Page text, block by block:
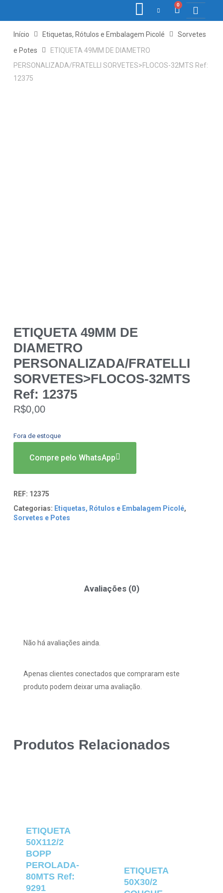
0
Início Etiquetas, Rótulos e Embalagem Picolé
Sorvetes
e Potes
ETIQUETA 49MM DE DIAMETRO
PERSONALIZADA/FRATELLI SORVETES>FLOCOS-32MTS Ref:
12375
ETIQUETA 49MM DE
DIAMETRO
PERSONALIZADA/FRATELLI
SORVETES>FLOCOS-32MTS
Ref: 12375
R$0,00
Fora de estoque
Compre pelo WhatsApp
REF: 12375
Categorias: Etiquetas, Rótulos e Embalagem Picolé,
Sorvetes e Potes
Avaliações (0)
Não há avaliações ainda.
Apenas clientes conectados que compraram este
produto podem deixar uma avaliação.
Produtos Relacionados
ETIQUETA
50X112/2
BOPP
PEROLADA-
80MTS Ref:
9291
ETIQUETA
50X30/2